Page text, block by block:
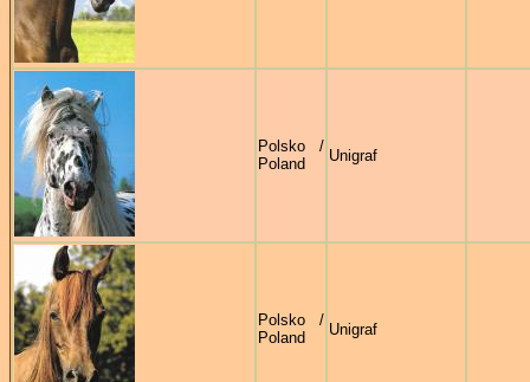
Polsko /
Poland
Unigraf
Polsko /
Poland
Unigraf